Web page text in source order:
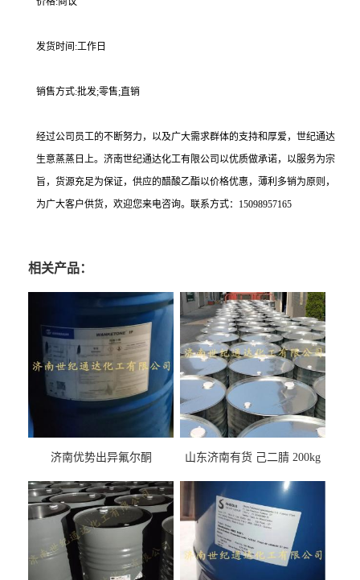
发货时间:工作日
销售方式:批发;零售;直销
经过公司员工的不断努力，以及广大需求群体的支持和厚爱，世纪通达
生意蒸蒸日上。济南世纪通达化工有限公司以优质做承诺，以服务为宗
旨，货源充足为保证，供应的醋酸乙酯以价格优惠，薄利多销为原则，
为广大客户供货，欢迎您来电咨询。联系方式：15098957165
相关产品：
济南优势出异氟尔酮
山东济南有货 己二腈 200kg